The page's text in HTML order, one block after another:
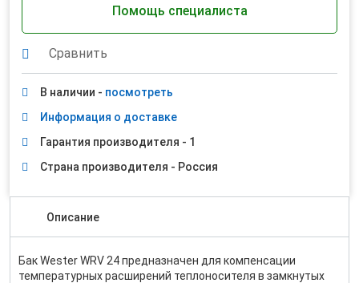
Помощь специалиста
Сравнить
В наличии - посмотреть
Информация о доставке
Гарантия производителя - 1
Страна производителя - Россия
Описание
Бак Wester WRV 24 предназначен для компенсации
температурных расширений теплоносителя в замкнутых